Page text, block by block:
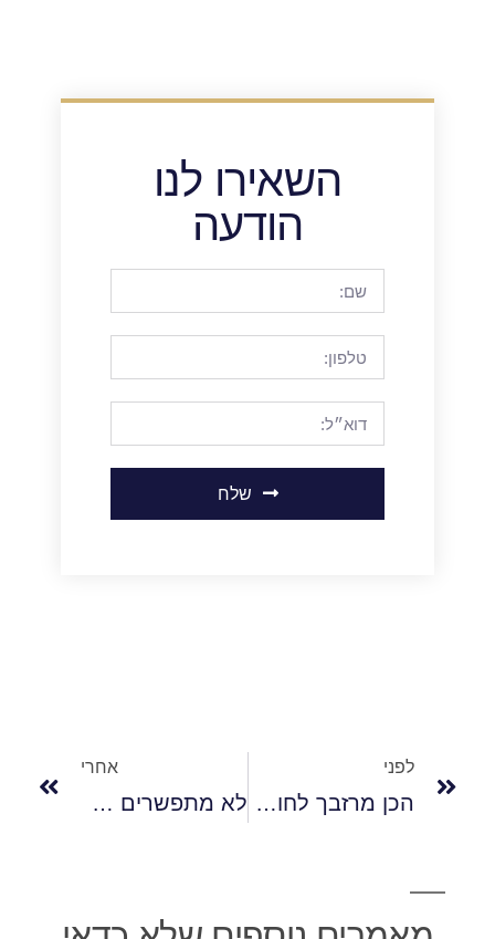
השאירו לנו
הודעה
שלח
לפני
הכן מרזבך לחורף הבא – תיקון דליפות במרזב
אחרי
לא מתפשרים על פחות מיבש: איך בוחרים חברת איטום גגות במרכז?